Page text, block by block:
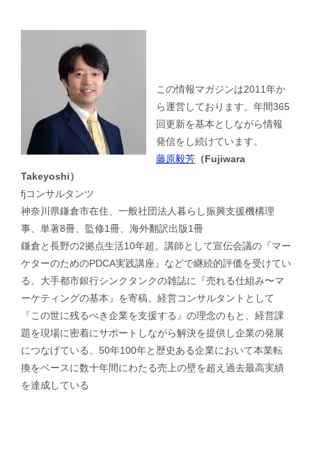
この情報マガジンは2011年か
ら運営しております。年間365
回更新を基本としながら情報
発信をし続けています。
藤原毅芳 （Fujiwara
Takeyoshi）
fjコンサルタンツ
神奈川県鎌倉市在住、一般社団法人暮らし振興支援機構理
事、単著8冊、監修1冊、海外翻訳出版1冊
鎌倉と長野の2拠点生活10年超。講師として宣伝会議の『マー
ケターのためのPDCA実践講座』などで継続的評価を受けてい
る。大手都市銀行シンクタンクの雑誌に『売れる仕組み〜マ
ーケティングの基本』を寄稿。経営コンサルタントとして
『この世に残るべき企業を支援する』の理念のもと、経営課
題を現場に密着にサポートしながら解決を提供し企業の発展
につなげている。50年100年と歴史ある企業において本業転
換をベースに数十年間にわたる売上の壁を超え過去最高実績
を達成している